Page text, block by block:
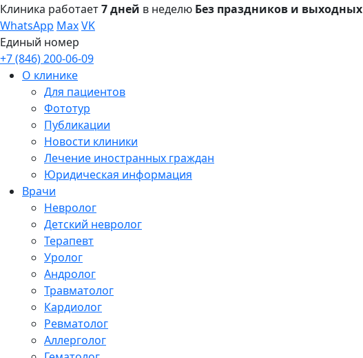
Клиника работает7 дней в неделю Без праздников и выходных
WhatsApp MaxVK
Единый номер
+7 (846) 200-06-09
О клинике
Для пациентов
Фототур
Публикации
Новости клиники
Лечение иностранных граждан
Юридическая информация
Врачи
Невролог
Детский невролог
Терапевт
Уролог
Андролог
Травматолог
Кардиолог
Ревматолог
Аллерголог